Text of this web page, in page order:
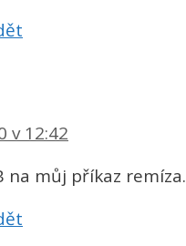
v 12:42
na můj příkaz remíza.